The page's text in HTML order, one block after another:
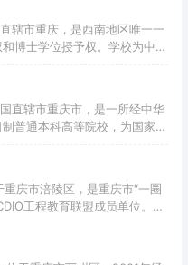
大学、万县专科学校、万县师
与万县教育学院合并成立四
辖市重庆，是西南地区唯一一
博士学位授予权。学校为中国
改革示范高校、“全国创新创
年底调整更名为成都艺术专科
，改为西南美术专科学校；
直辖市重庆市，是一所经中华
普通本科高等院校，为国家最
、管理学、法学、教育学、哲
养以及外国语言文化、对外经
四川外国语大学始建于1950
庆市涪陵区，是重庆市“一圈
工程教育联盟成员单位。
涪陵师范学院，2006年9月，